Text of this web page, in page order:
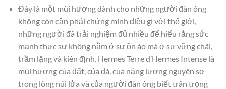
Đây là một mùi hương dành cho những người đàn ông
không còn cần phải chứng minh điều gì với thế giới,
những người đã trải nghiệm đủ nhiều để hiểu rằng sức
mạnh thực sự không nằm ở sự ồn ào mà ở sự vững chãi,
trầm lặng và kiên định. Hermes Terre d’Hermes Intense là
mùi hương của đất, của đá, của năng lượng nguyên sơ
trong lòng núi lửa và của người đàn ông biết trân trọng